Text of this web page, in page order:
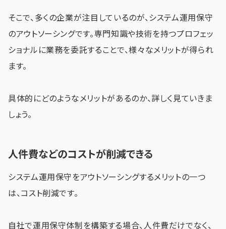
そこで、多くの企業が注目しているのが、システム運用保守
のアウトソーシングです。専門知識や技術を持つプロフェッ
ショナルに業務を委託することで、様々なメリットが得られ
ます。
具体的にどのようなメリットがあるのか、詳しく見ていきま
しょう。
人件費などのコストが削減できる
システム運用保守をアウトソーシングするメリットの一つ
は、コスト削減です。
自社で運用保守体制を構築する場合、人件費だけでなく、